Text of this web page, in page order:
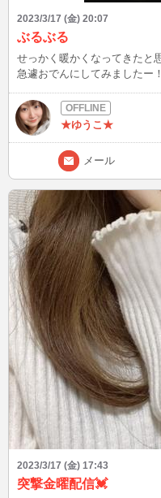
2023/3/17 (金) 20:07
ぶるぶる
せっかく暖かくなってきたと
急遽おでんにしてみましたー
す！ もし良かったらゆうこと
ー！！
★ゆうこ★
メール
2023/3/17 (金) 17:43
突撃金曜配信💓